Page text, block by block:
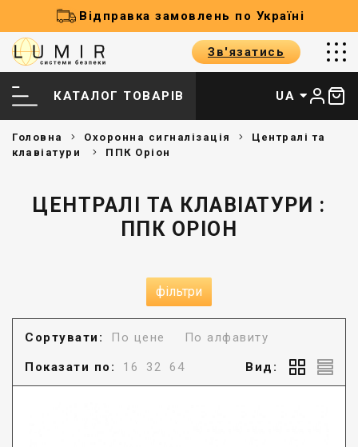
Відправка замовлень по Україні
Зв'язатись
КАТАЛОГ ТОВАРІВ UA
Головна Охоронна сигналізація
Централі та
клавіатури
ППК Оріон
ЦЕНТРАЛІ ТА КЛАВІАТУРИ :
ППК ОРІОН
фільтри
Сортувати: По цене По алфавиту
Показати по: 16 32 64 Вид: